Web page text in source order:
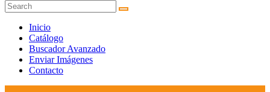
Inicio
Catálogo
Buscador Avanzado
Enviar Imágenes
Contacto